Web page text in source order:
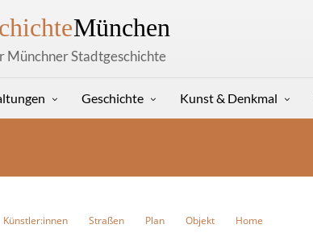
München
Münchner Stadtgeschichte
Geschichte Kunst & Denkmal
Künstler:innen Straßen Plan Objekt Home